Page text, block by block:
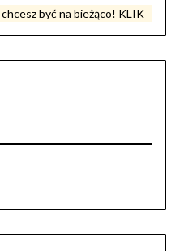
być na bieżąco! KLIK